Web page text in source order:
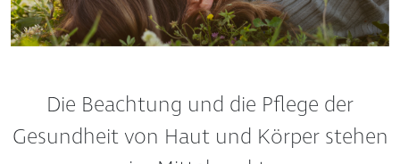
Gesundheit von Haut und Körper stehen
im Mittelpunkt.